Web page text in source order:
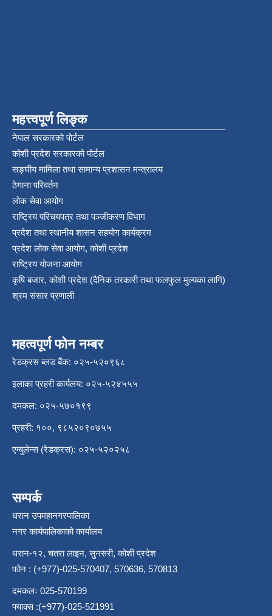
महत्त्वपूर्ण लिङ्क
नेपाल सरकारको पोर्टल
कोशी प्रदेश सरकारको पोर्टल
सङ्‍घीय मामिला तथा सामान्य प्रशासन मन्त्रालय
ठेगाना परिवर्तन
लोक सेवा आयोग
राष्ट्रिय परिचयपत्र तथा पञ्‍जीकरण विभाग
प्रदेश तथा स्थानीय शासन सहयोग कार्यक्रम
प्रदेश लोक सेवा आयोग, कोशी प्रदेश
राष्ट्रिय योजना आयोग
कृषि बजार, कोशी प्रदेश (दैनिक तरकारी तथा फलफुल मुल्यका लागि)
श्रम संसार प्रणाली
महत्वपूर्ण फोन नम्बर
रेडक्रस ब्लड बैंक: ०२५-५२०९६८
इलाका प्रहरी कार्यलय: ०२५-५२४५५५
दमकल: ०२५-५७०१९९
प्रहरी: १००, ९८५२०९०७५५
एम्बुलेन्स (रेडक्रस): ०२५-५२०२५८
सम्पर्क
धरान उपमहानगरपालिका
नगर कार्यपालिकाको कार्यालय
धरान-१२, चतरा लाइन, सुनसरी, कोशी प्रदेश
फोन : (+977)-025-570407, 570636, 570813
दमकलः 025-570199
फ्याक्स :(+977)-025-521991